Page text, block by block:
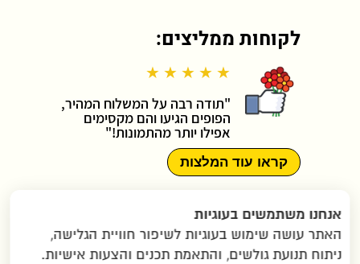
לקוחות ממליצים:
★ ★ ★ ★ ★
"תודה רבה על המשלוח המהיר,
הפופים הגיעו והם מקסימים
אפילו יותר מהתמונות!"
קראו עוד המלצות
תקנון האתר|מדיניות פרטיות
הצהרת נגישות|יצירת קשר|
תמונות ששלחתם|שאלות נפוצות|
אנחנו משתמשים בעוגיות
האתר עושה שימוש בעוגיות לשיפור חוויית הגלישה,
ניתוח תנועת גולשים, והתאמת תכנים והצעות אישיות.